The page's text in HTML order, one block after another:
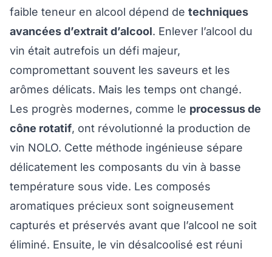
faible teneur en alcool dépend de techniques
avancées d’extrait d’alcool. Enlever l’alcool du
vin était autrefois un défi majeur,
compromettant souvent les saveurs et les
arômes délicats. Mais les temps ont changé.
Les progrès modernes, comme le processus de
cône rotatif, ont révolutionné la production de
vin NOLO. Cette méthode ingénieuse sépare
délicatement les composants du vin à basse
température sous vide. Les composés
aromatiques précieux sont soigneusement
capturés et préservés avant que l’alcool ne soit
éliminé. Ensuite, le vin désalcoolisé est réuni